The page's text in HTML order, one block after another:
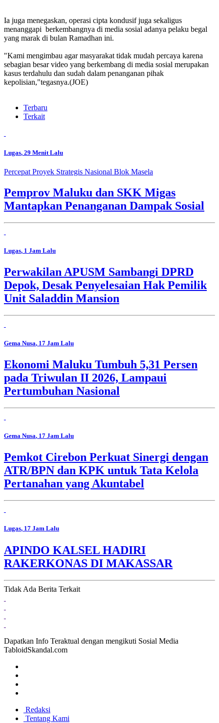
Ia juga menegaskan, operasi cipta kondusif juga sekaligus
menanggapi berkembangnya di media sosial adanya pelaku begal
yang marak di bulan Ramadhan ini.
"Kami mengimbau agar masyarakat tidak mudah percaya karena
sebagian besar video yang berkembang di media sosial merupakan
kasus terdahulu dan sudah dalam penanganan pihak
kepolisian,"tegasnya.(JOE)
Terbaru
Terkait
Lugas, 29 Menit Lalu
Percepat Proyek Strategis Nasional Blok Masela
Pemprov Maluku dan SKK Migas
Mantapkan Penanganan Dampak Sosial
Lugas, 1 Jam Lalu
Perwakilan APUSM Sambangi DPRD
Depok, Desak Penyelesaian Hak Pemilik
Unit Saladdin Mansion
Gema Nusa, 17 Jam Lalu
Ekonomi Maluku Tumbuh 5,31 Persen
pada Triwulan II 2026, Lampaui
Pertumbuhan Nasional
Gema Nusa, 17 Jam Lalu
Pemkot Cirebon Perkuat Sinergi dengan
ATR/BPN dan KPK untuk Tata Kelola
Pertanahan yang Akuntabel
Lugas, 17 Jam Lalu
APINDO KALSEL HADIRI
RAKERKONAS DI MAKASSAR
Tidak Ada Berita Terkait
Dapatkan Info Teraktual dengan mengikuti Sosial Media
TabloidSkandal.com
Redaksi
Tentang Kami